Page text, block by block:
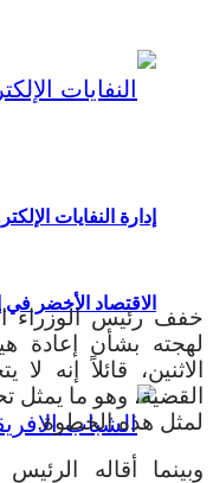
إدارة النفايات
الاقتصاد الأخضر في
خفف رئيس الوزراء
لهجته بشأن إعادة
الاثنين، قائلاً إنه
القضية، وهو ما يمثل
لمثل هذه الخطوة.
وبينما أقاله